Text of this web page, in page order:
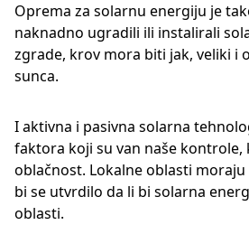
Oprema za solarnu energiju je
naknadno ugradili ili instalirali
zgrade, krov mora biti jak, veliki i
sunca.
I aktivna i pasivna solarna
faktora koji su van naše kontrole,
oblačnost. Lokalne oblasti
bi se utvrdilo da li bi solarna
oblasti.